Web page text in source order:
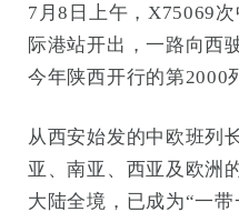
7月8日上午，X75069
际港站开出，一路向西
今年陕西开行的第2000
从西安始发的中欧班列
亚、南亚、西亚及欧洲
大陆全境，已成为“一